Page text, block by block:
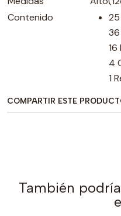
Contenido
16
4
1
COMPARTIR ESTE
También